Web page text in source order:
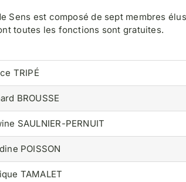
Sens est composé de sept membres
toutes les fonctions sont gratuites.
TRIPÉ
BROUSSE
SAULNIER-PERNUIT
POISSON
TAMALET